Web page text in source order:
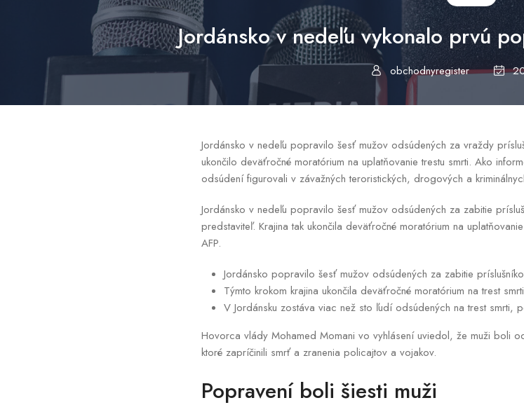
Jordánsko v nedeľu vykonalo prvú
obchodnyregister
Jordánsko v nedeľu popravilo šesť mužov odsúdených za vraždy
ukončilo deväťročné moratórium na uplatňovanie trestu smrti. Ako
odsúdení figurovali v závažných teroristických, drogových a
Jordánsko v nedeľu popravilo šesť mužov odsúdených za zabitie
predstaviteľ. Krajina tak ukončila deväťročné moratórium na
AFP.
Jordánsko popravilo šesť mužov odsúdených za zabitie
Týmto krokom krajina ukončila deväťročné moratórium na trest
V Jordánsku zostáva viac než sto ľudí odsúdených na trest smrti,
Hovorca vlády Mohamed Momani vo vyhlásení uviedol, že muži boli
ktoré zapríčinili smrť a zranenia policajtov a vojakov.
Popravení boli šiesti muži